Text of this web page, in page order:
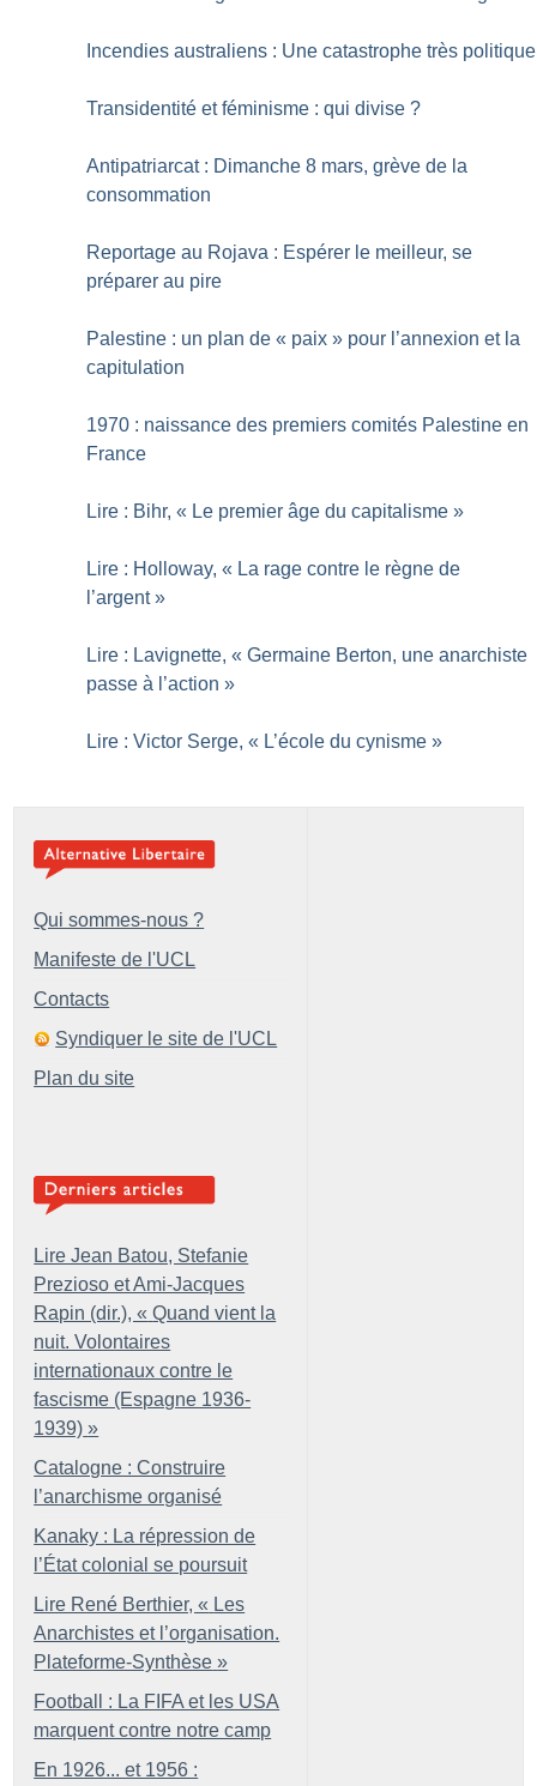
Incendies australiens : Une catastrophe très politique
Transidentité et féminisme : qui divise ?
Antipatriarcat : Dimanche 8 mars, grève de la
consommation
Reportage au Rojava : Espérer le meilleur, se
préparer au pire
Palestine : un plan de « paix » pour l’annexion et la
capitulation
1970 : naissance des premiers comités Palestine en
France
Lire : Bihr, « Le premier âge du capitalisme »
Lire : Holloway, « La rage contre le règne de
l’argent »
Lire : Lavignette, « Germaine Berton, une anarchiste
passe à l’action »
Lire : Victor Serge, « L’école du cynisme »
Qui sommes-nous ?
Manifeste de l'UCL
Contacts
Syndiquer le site de l'UCL
Plan du site
Lire Jean Batou, Stefanie
Prezioso et Ami-Jacques
Rapin (dir.), « Quand vient la
nuit. Volontaires
internationaux contre le
fascisme (Espagne 1936-
1939) »
Catalogne : Construire
l’anarchisme organisé
Kanaky : La répression de
l’État colonial se poursuit
Lire René Berthier, « Les
Anarchistes et l’organisation.
Plateforme-Synthèse »
Football : La FIFA et les USA
marquent contre notre camp
En 1926... et 1956 :